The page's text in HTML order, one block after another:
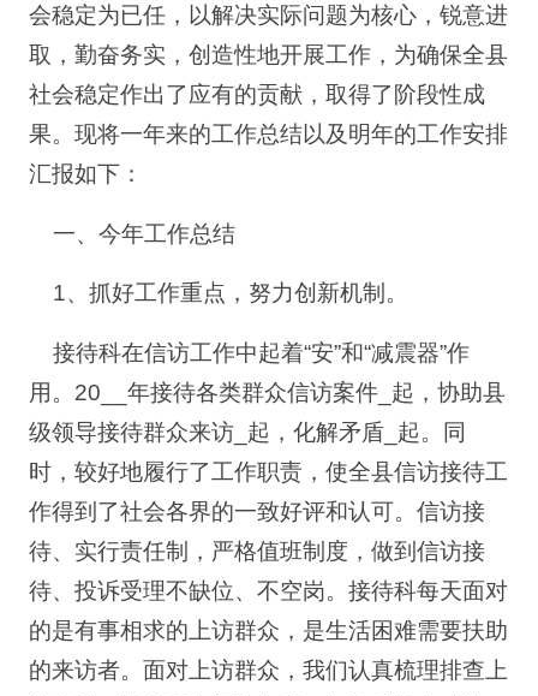
会稳定为已任，以解决实际问题为核心，锐意进
取，勤奋务实，创造性地开展工作，为确保全县
社会稳定作出了应有的贡献，取得了阶段性成
果。现将一年来的工作总结以及明年的工作安排
汇报如下：
一、今年工作总结
1、抓好工作重点，努力创新机制。
接待科在信访工作中起着“安”和“减震器”作
用。20__年接待各类群众信访案件_起，协助县
级领导接待群众来访_起，化解矛盾_起。同
时，较好地履行了工作职责，使全县信访接待工
作得到了社会各界的一致好评和认可。信访接
待、实行责任制，严格值班制度，做到信访接
待、投诉受理不缺位、不空岗。接待科每天面对
的是有事相求的上访群众，是生活困难需要扶助
的来访者。面对上访群众，我们认真梳理排查上